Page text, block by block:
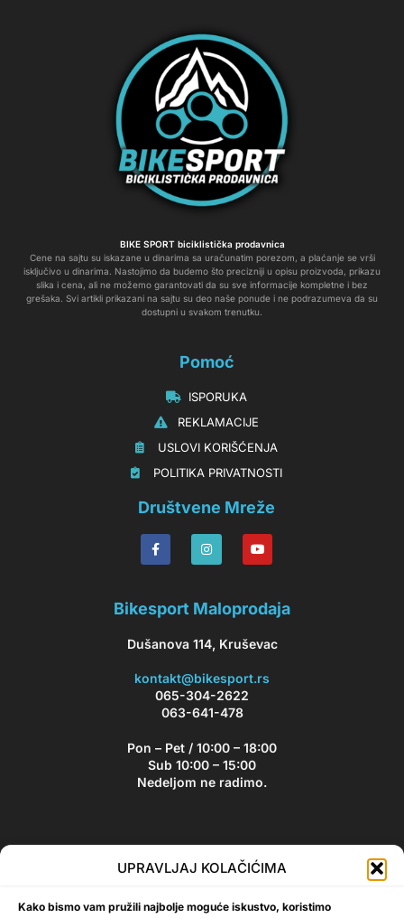
UPRAVLJAJ KOLAČIĆIMA
Kako bismo vam pružili najbolje moguće iskustvo, koristimo
BIKE SPORT biciklistička prodavnica
Cene na sajtu su iskazane u dinarima sa uračunatim porezom, a plaćanje se vrši
isključivo u dinarima. Nastojimo da budemo što precizniji u opisu proizvoda, prikazu
slika i cena, ali ne možemo garantovati da su sve informacije kompletne i bez
grešaka. Svi artikli prikazani na sajtu su deo naše ponude i ne podrazumeva da su
dostupni u svakom trenutku.
Pomoć
‏‏‎‏‏‎ ‎ISPORUKA
‏‏‏‏‎ ‎‎‎‎‎‎REKLAMACIJE‎‎‎
‏‏‎‏‏‎ ‎‎USLOVI KORIŠĆENJA
‏‏‏‎ ‎‎POLITIKA PRIVATNOSTI
Društvene Mreže
Bikesport Maloprodaja
Dušanova 114, Kruševac
kontakt@bikesport.rs
065-304-2622
063-641-478
Pon – Pet / 10:00 – 18:00
Sub 10:00 – 15:00
Nedeljom ne radimo.
Bikesport Newsletter
akcijama i popustima!